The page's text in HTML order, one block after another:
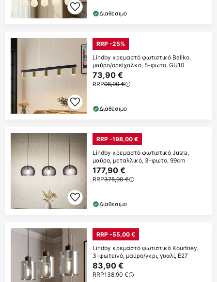
Διαθέσιμο
RRP -25%
Lindby κρεμαστό φωτιστικό Baliko,
μαύρο/ορείχαλκο, 5-φωτο, GU10
73,90 €
RRP98,90 €
Διαθέσιμο
RRP -198,00 €
Lindby κρεμαστό φωτιστικό Jusra,
μαύρο, μεταλλικό, 3-φωτο, 99cm
177,90 €
RRP375,90 €
Διαθέσιμο
RRP -55,00 €
Lindby κρεμαστό φωτιστικό Kourtney,
3-φωτεινό, μαύρο/γκρι, γυαλί, E27
83,90 €
RRP138,90 €